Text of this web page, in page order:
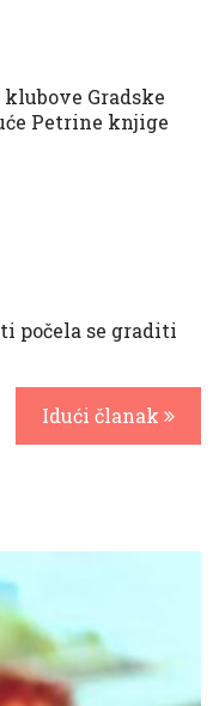
Gradske
Petrine knjige
počela se graditi
Idući članak